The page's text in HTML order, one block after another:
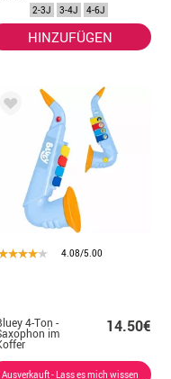
2-3J 3-4J 4-6J
HINZUFÜGEN
4.08/5.00
4-Ton -
im 14.50€
Ausverkauft - Lass es mich wissen